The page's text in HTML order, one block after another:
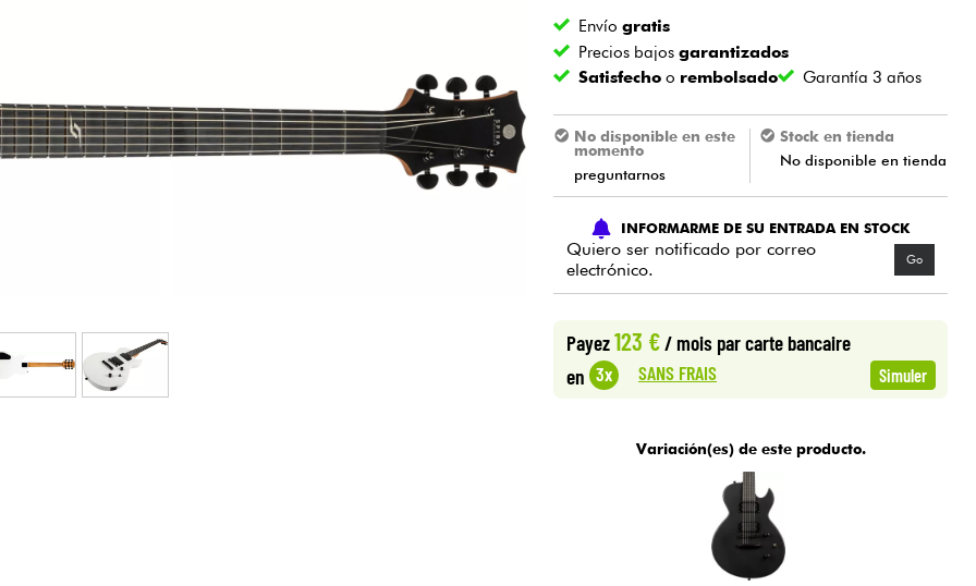
Cables & Acces.
Bundle
Ver nuestras marcas
Envíogratis
Precios bajosgarantizados
Satisfecho o rembolsado Garantía 3 años
No disponible en este
momento
preguntarnos
Stock en tienda
No disponible en tienda
INFORMARME DE SU ENTRADA EN STOCK
Quiero ser notificado por correo
electrónico.
Go
Payez123 €/ mois par carte bancaire
en 3x SANS FRAIS Simuler
Variación(es) de este producto.